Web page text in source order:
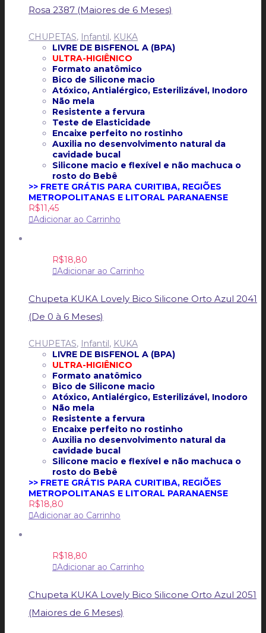
Rosa 2387 (Maiores de 6 Meses)
CHUPETAS, Infantil, KUKA
LIVRE DE BISFENOL A (BPA)
ULTRA-HIGIÊNICO
Formato anatômico
Bico de Silicone macio
Atóxico, Antialérgico, Esterilizável, Inodoro
Não mela
Resistente a fervura
Teste de Elasticidade
Encaixe perfeito no rostinho
Auxilia no desenvolvimento natural da
cavidade bucal
Silicone macio e flexível e não machuca o
rosto do Bebê
>> FRETE GRÁTIS PARA CURITIBA, REGIÕES
METROPOLITANAS E LITORAL PARANAENSE
R$11,45
Adicionar ao Carrinho
R$18,80
Adicionar ao Carrinho
Chupeta KUKA Lovely Bico Silicone Orto Azul 2041
(De 0 à 6 Meses)
CHUPETAS, Infantil, KUKA
LIVRE DE BISFENOL A (BPA)
ULTRA-HIGIÊNICO
Formato anatômico
Bico de Silicone macio
Atóxico, Antialérgico, Esterilizável, Inodoro
Não mela
Resistente a fervura
Encaixe perfeito no rostinho
Auxilia no desenvolvimento natural da
cavidade bucal
Silicone macio e flexível e não machuca o
rosto do Bebê
>> FRETE GRÁTIS PARA CURITIBA, REGIÕES
METROPOLITANAS E LITORAL PARANAENSE
R$18,80
Adicionar ao Carrinho
R$18,80
Adicionar ao Carrinho
Chupeta KUKA Lovely Bico Silicone Orto Azul 2051
(Maiores de 6 Meses)